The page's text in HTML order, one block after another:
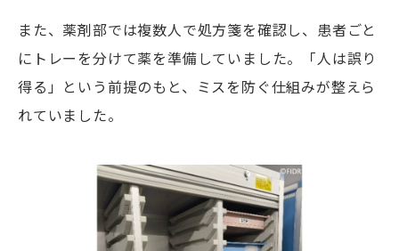
また、薬剤部では複数人で処方箋を確認し、患者ごと
にトレーを分けて薬を準備していました。「人は誤り
得る」という前提のもと、ミスを防ぐ仕組みが整えら
れていました。